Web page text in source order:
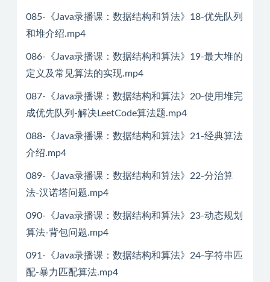
085-《Java录播课：数据结构和算法》18-优先队列
和堆介绍.mp4
086-《Java录播课：数据结构和算法》19-最大堆的
定义及常见算法的实现.mp4
087-《Java录播课：数据结构和算法》20-使用堆完
成优先队列-解决LeetCode算法题.mp4
088-《Java录播课：数据结构和算法》21-经典算法
介绍.mp4
089-《Java录播课：数据结构和算法》22-分治算
法-汉诺塔问题.mp4
090-《Java录播课：数据结构和算法》23-动态规划
算法-背包问题.mp4
091-《Java录播课：数据结构和算法》24-字符串匹
配-暴力匹配算法.mp4